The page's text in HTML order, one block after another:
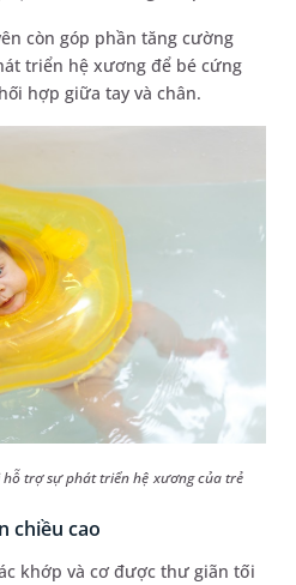
còn góp phần tăng cường
triển hệ xương để bé cứng
hợp giữa tay và chân.
trợ sự phát triển hệ xương của trẻ
chiều cao
khớp và cơ được thư giãn tối